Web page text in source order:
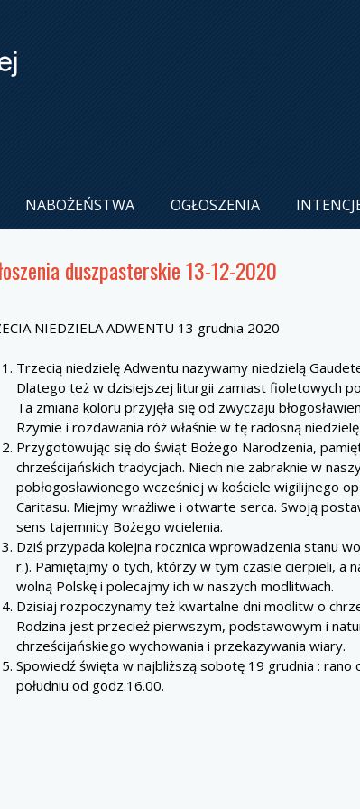
NABOŻEŃSTWA OGŁOSZENIA
duszpasterskie 13-12-2020
NIEDZIELA ADWENTU 13 grudnia 2020
Trzecią niedzielę Adwentu nazywamy niedzielą
Dlatego też w dzisiejszej liturgii zamiast fioletowych
Ta zmiana koloru przyjęła się od zwyczaju
Rzymie i rozdawania róż właśnie w tę radosną niedzielę.
Przygotowując się do świąt Bożego Narodzenia,
chrześcijańskich tradycjach. Niech nie zabraknie w
pobłogosławionego wcześniej w kościele wigilijnego
Caritasu. Miejmy wrażliwe i otwarte serca. Swoją
sens tajemnicy Bożego wcielenia.
Dziś przypada kolejna rocznica wprowadzenia stanu
r.). Pamiętajmy o tych, którzy w tym czasie cierpieli, a
wolną Polskę i polecajmy ich w naszych modlitwach.
Dzisiaj rozpoczynamy też kwartalne dni modlitw o
Rodzina jest przecież pierwszym, podstawowym i
chrześcijańskiego wychowania i przekazywania wiary.
Spowiedź święta w najbliższą sobotę 19 grudnia : rano
południu od godz.16.00.